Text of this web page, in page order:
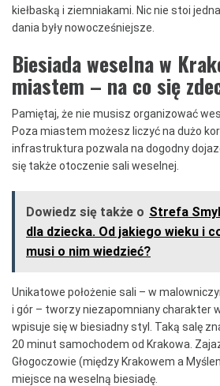
kiełbaską i ziemniakami. Nic nie stoi
dania były nowocześniejsze.
Biesiada weselna w
miastem – na co się
Pamiętaj, że nie musisz organizować
Poza miastem możesz liczyć na dużo
infrastruktura pozwala na dogodny
się także otoczenie sali weselnej.
Dowiedz się także o Strefa
dla dziecka. Od jakiego wieku i
musi o nim wiedzieć?
Unikatowe położenie sali – w
i gór – tworzy niezapomniany charakter
wpisuje się w biesiadny styl. Taką salę
20 minut samochodem od Krakowa.
Głogoczowie (między Krakowem a
miejsce na weselną biesiadę.